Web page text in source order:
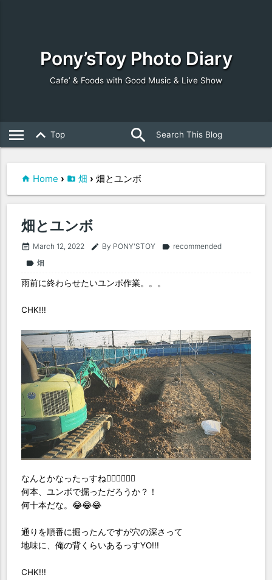
Pony’sToy Photo Diary
Cafe’ & Foods with Good Music & Live Show
menu keyboard_arrow_up Top search
Home › 畑 › 畑とユンボ
畑とユンボ
event_note March 12, 2022 edit By PONY'STOY label recommended
label 畑
雨前に終わらせたいユンボ作業。。。
CHK!!!
なんとかなったっすね👌🏻👌🏻👌🏻
何本、ユンボで掘っただろうか？！
何十本だな。😂😂😂
通りを順番に掘ったんですが穴の深さって
地味に、俺の背くらいあるっすYO!!!
CHK!!!